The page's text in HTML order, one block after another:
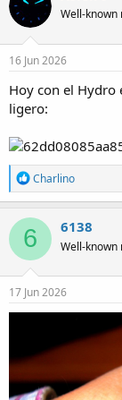
o
n
s
Well-known
16 Jun 2026
Hoy con el Hydro
ligero:
R
e
a
c
t
i
o
n
s
Charlino
6 6138
Well-known
17 Jun 2026